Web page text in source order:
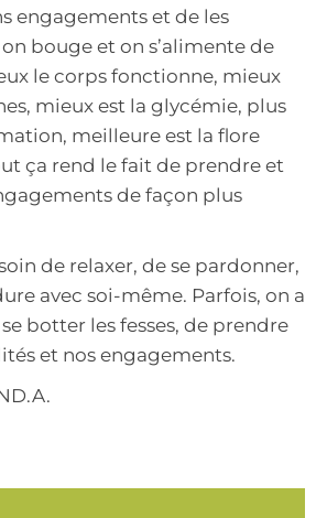
engagements et de les
bouge et on s’alimente de
le corps fonctionne, mieux
mieux est la glycémie, plus
meilleure est la flore
ça rend le fait de prendre et
de façon plus
de relaxer, de se pardonner,
avec soi-même. Parfois, on a
botter les fesses, de prendre
et nos engagements.